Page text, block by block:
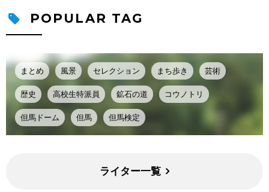
POPULAR TAG
まとめ 風景 セレクション まち歩き 芸術
歴史 高校生特派員 鉱石の道 コウノトリ
但馬ドーム 但馬 但馬検定
ライター一覧